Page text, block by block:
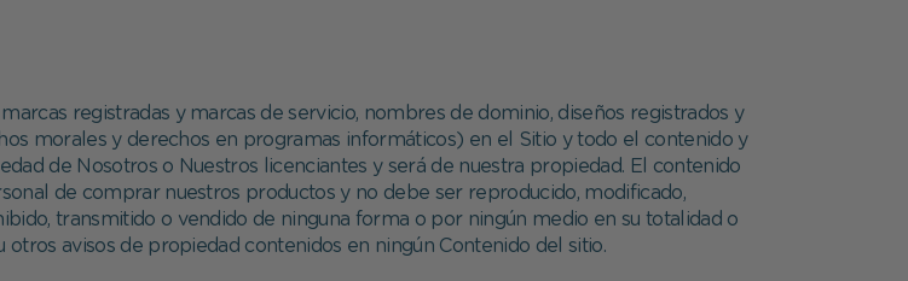
registradas y marcas de servicio, nombres de dominio, diseños registrados y
morales y derechos en programas informáticos) en el Sitio y todo el contenido y
de Nosotros o Nuestros licenciantes y será de nuestra propiedad. El contenido
de comprar nuestros productos y no debe ser reproducido, modificado,
transmitido o vendido de ninguna forma o por ningún medio en su totalidad o
avisos de propiedad contenidos en ningún Contenido del sitio.